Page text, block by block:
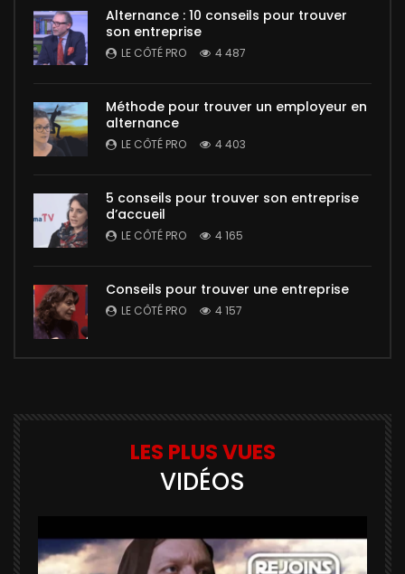
Alternance : 10 conseils pour trouver
son entreprise
LE CÔTÉ PRO 4 487
Méthode pour trouver un employeur en
alternance
LE CÔTÉ PRO 4 403
5 conseils pour trouver son entreprise
d’accueil
LE CÔTÉ PRO 4 165
Conseils pour trouver une entreprise
LE CÔTÉ PRO 4 157
LES PLUS VUES
VIDÉOS